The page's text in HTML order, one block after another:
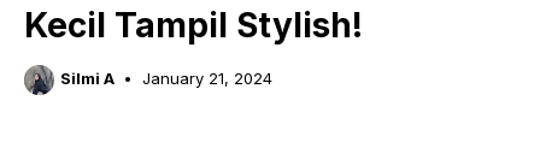
Kecil Tampil Stylish!
Silmi A January 21, 2024